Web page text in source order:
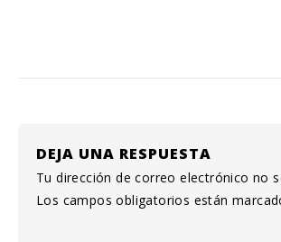
DEJA UNA RESPUESTA
Tu dirección de correo electrónico no
Los campos obligatorios están